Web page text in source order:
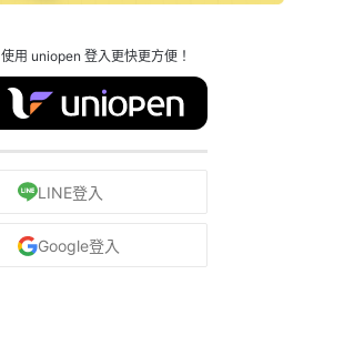
使用 uniopen 登入更快更方便！
LINE登入
Google登入